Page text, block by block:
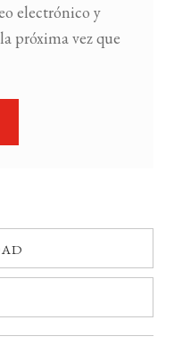
electrónico y
próxima vez que